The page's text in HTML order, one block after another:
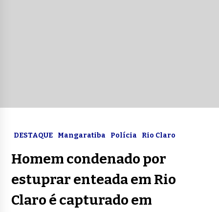
DESTAQUE Mangaratiba Polícia Rio Claro
Homem condenado por
estuprar enteada em Rio
Claro é capturado em